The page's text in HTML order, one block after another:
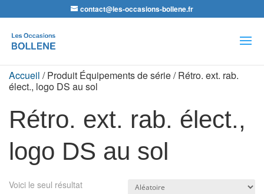
contact@les-occasions-bollene.fr
de
produits
Accueil / Produit Équipements de série / Rétro. ext. rab.
élect., logo DS au sol
Rétro. ext. rab. élect.,
logo DS au sol
Voici le seul résultat